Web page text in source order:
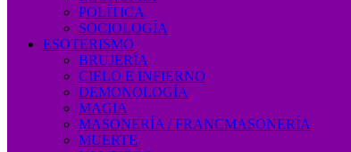
POLÍTICA
SOCIOLOGÍA
ESOTERISMO
BRUJERÍA
CIELO E INFIERNO
DEMONOLOGÍA
MAGIA
MASONERÍA / FRANCMASONERÍA
MUERTE